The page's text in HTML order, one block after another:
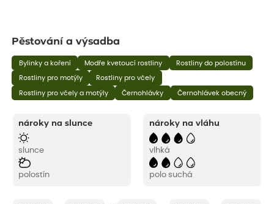
Pěstování a výsadba
Bylinky a koření Modře kvetoucí rostliny Rostliny do polostínu
Rostliny pro motýly Rostliny pro včely
Rostliny pro včely a motýly Černohlávky Černohlávek obecný
nároky na slunce
slunce
polostín
nároky na vláhu
vlhká
polo suchá